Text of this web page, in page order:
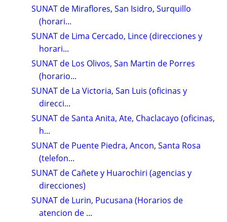
SUNAT de Miraflores, San Isidro, Surquillo
(horari...
SUNAT de Lima Cercado, Lince (direcciones y
horari...
SUNAT de Los Olivos, San Martin de Porres
(horario...
SUNAT de La Victoria, San Luis (oficinas y
direcci...
SUNAT de Santa Anita, Ate, Chaclacayo (oficinas,
h...
SUNAT de Puente Piedra, Ancon, Santa Rosa
(telefon...
SUNAT de Cañete y Huarochiri (agencias y
direcciones)
SUNAT de Lurin, Pucusana (Horarios de
atencion de ...